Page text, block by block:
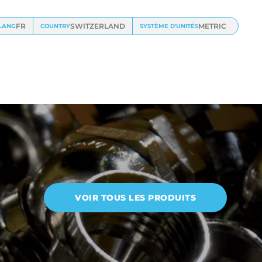
FR COUNTRYSWITZERLAND SYSTÈME D'UNITÉSMETRIC
VOIR TOUS LES PRODUITS